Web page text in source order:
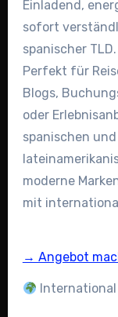
Einladend,
sofort
spanischer TLD.
Perfekt für
Blogs,
oder
spanischen und
moderne
mit
→ Angebot